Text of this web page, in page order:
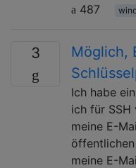
487
3
Möglich,
Ich habe
ich für SSH
meine E-
meine E-